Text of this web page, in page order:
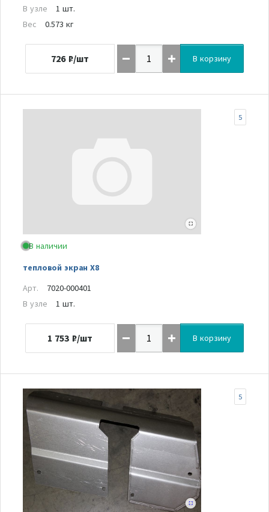
В узле
1 шт.
Вес
0.573 кг
726 ₽/шт В корзину
В наличии
тепловой экран Х8
5
Арт.
7020-000401
В узле
1 шт.
1 753 ₽/шт В корзину
5